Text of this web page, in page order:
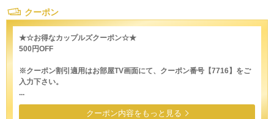
クーポン
★☆お得なカップルズクーポン☆★
500円OFF
※クーポン割引適用はお部屋TV画面にて、クーポン番号【7716】をご
入力下さい。
...
クーポン内容をもっと見る